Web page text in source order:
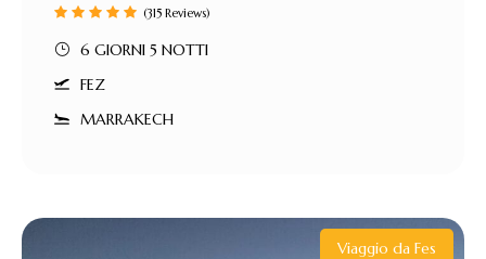
6 GIORNI 5 NOTTI
FEZ
MARRAKECH
(315 Reviews)
Viaggio da Fes